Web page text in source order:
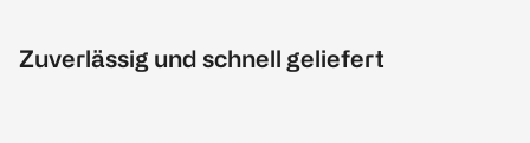
Zuverlässig und schnell geliefert